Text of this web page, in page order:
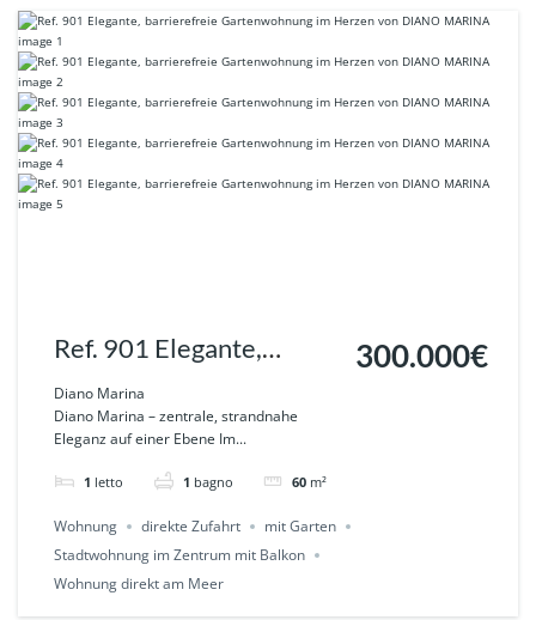
Ref. 901 Elegante,
barrierefreie
Gartenwohnung im
Herzen von DIANO
Diano Marina
Diano Marina – zentrale, strandnahe
Eleganz auf einer Ebene Im...
1 letto 1 bagno 60 m²
300.000€
Wohnung direkte Zufahrt
mit Garten
Stadtwohnung im Zentrum mit Balkon
Wohnung direkt am Meer